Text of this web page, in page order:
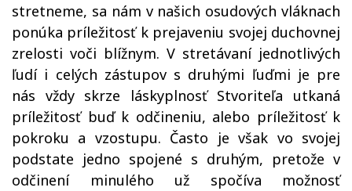
stretneme, sa nám v našich osudových vláknach
ponúka príležitosť k prejaveniu svojej duchovnej
zrelosti voči blížnym. V stretávaní jednotlivých
ľudí i celých zástupov s druhými ľuďmi je pre
nás vždy skrze láskyplnosť Stvoriteľa utkaná
príležitosť buď k odčineniu, alebo príležitosť k
pokroku a vzostupu. Často je však vo svojej
podstate jedno spojené s druhým, pretože v
odčinení minulého už spočíva možnosť